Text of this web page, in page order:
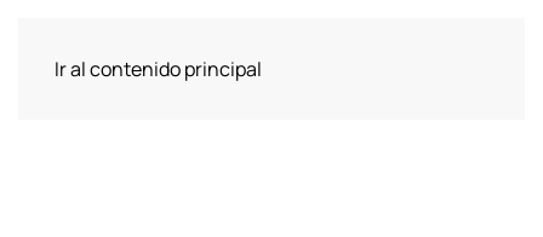
Ir al contenido principal